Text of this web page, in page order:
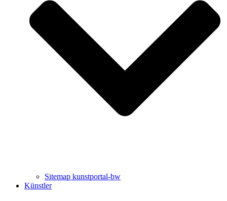
Uli Rothfuss
Harald Schwiers
Sitemap kunstportal-bw
Künstler